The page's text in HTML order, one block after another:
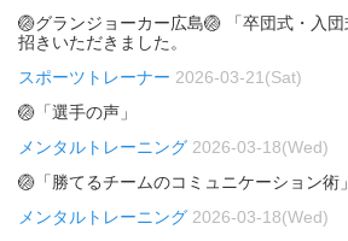
🏐グランジョーカー広島🏐 「卒団式・入
招きいただきました。
スポーツトレーナー 2026-03-21(Sat)
🏐「選手の声」
メンタルトレーニング 2026-03-18(Wed)
🏐「勝てるチームのコミュニケーション術」
メンタルトレーニング 2026-03-18(Wed)